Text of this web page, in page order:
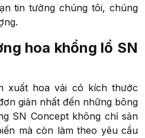
tin tưởng chúng tôi, chúng
hoa khổng lồ SN
xuất hoa vải có kích thước
giản nhất đến những bông
SN Concept không chỉ sản
mà còn làm theo yêu cầu